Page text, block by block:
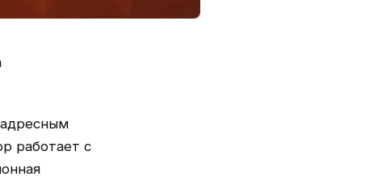
адресным
работает с